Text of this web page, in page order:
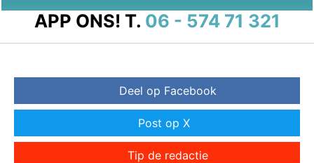
APP ONS! T. 06 - 574 71 321
Deel op Facebook
Post op X
Tip de redactie